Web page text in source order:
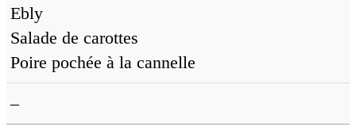
Ebly
Salade de carottes
Poire pochée à la cannelle
–